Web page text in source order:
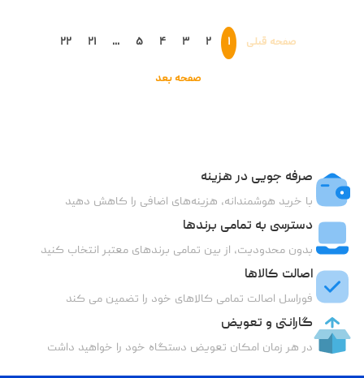
صفحه قبلی ۱ ۲ ۳ ۴ ۵ ... ۲۱ ۲۲
صفحه بعد
صرفه جویی در هزینه
با خرید هوشمندانه، هزینه‌های اضافی را کاهش دهید
دسترسی به تمامی برندها
بدون محدودیت، از بین تمامی برندهای معتبر انتخاب کنید
اصالت کالاها
فوراسل اصالت تمامی کالاهای خود را تضمین می کند
گارانتی و تعویض
در هر زمان امکان تعویض دستگاه خود را خواهید داشت